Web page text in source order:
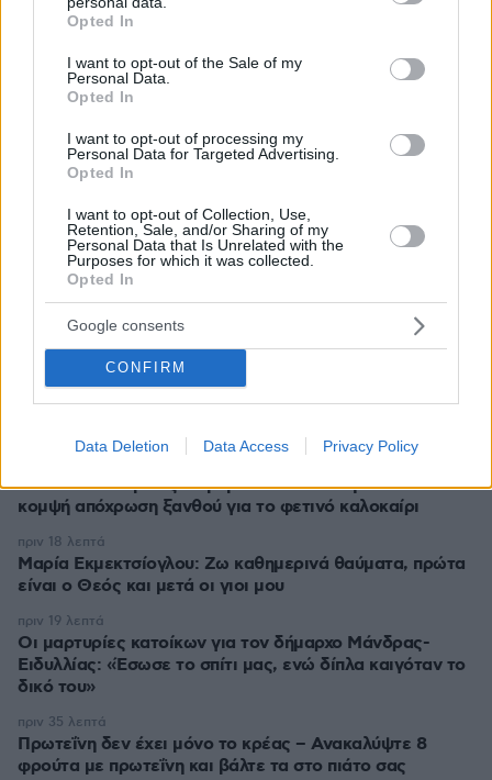
grant or deny consent to Google and its third-party tags to
use your data for below specified purposes in below Google
consent section.
Opted In
I want to opt-out of the Sale of my
Personal Data.
Opted In
I want to opt-out of processing my
Personal Data for Targeted Advertising.
Opted In
I want to opt-out of Collection, Use,
Retention, Sale, and/or Sharing of my
Personal Data that Is Unrelated with the
Purposes for which it was collected.
Opted In
Google consents
CONFIRM
Data Deletion Data Access Privacy Policy
* Υποχρεωτικά πεδία
ΡΟΗ ΕΙΔΗΣΕΩΝ
Ειδήσεις
Η επιστήμη πίσω από την τέλεια μαρμελάδα σύκο
πριν 6 λεπτά
Ένα παλιό βίντεο με τις χορευτικές ικανότητες του Tom
πριν 6 λεπτά
Η Bella Hadid μόλις επιβεβαίωσε ότι αυτή είναι το πιο
κομψή απόχρωση ξανθού για το φετινό καλοκαίρι
Μαρία Εκμεκτσίογλου: Ζω καθημερινά θαύματα, πρώτα
είναι ο Θεός και μετά οι γιοι μου
πριν 18 λεπτά
Οι μαρτυρίες κατοίκων για τον δήμαρχο Μάνδρας-
Ειδυλλίας: «Έσωσε το σπίτι μας, ενώ δίπλα καιγόταν το
δικό του»
πριν 19 λεπτά
Πρωτεΐνη δεν έχει μόνο το κρέας – Ανακαλύψτε 8
φρούτα με πρωτεΐνη και βάλτε τα στο πιάτο σας
πριν 35 λεπτά